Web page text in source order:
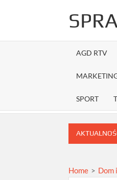
AGD RTV
SPORT
Jakie
Home > Dom